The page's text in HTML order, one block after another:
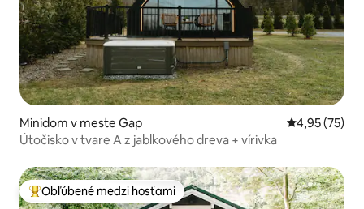
Minidom v meste Gap Priemerné
4,95 (75)
Útočisko v tvare A z jablkového dreva + vírivka
Najobľúbenejšie medzi hosťami
Obľúbené medzi hosťami